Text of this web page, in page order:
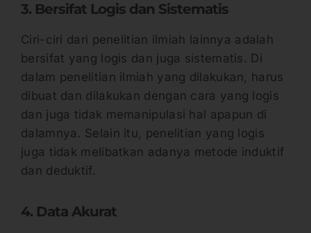
3. Bersifat Logis dan Sistematis
Ciri-ciri dari penelitian ilmiah lainnya adalah
bersifat yang logis dan juga sistematis. Di
dalam penelitian ilmiah yang dilakukan, harus
dibuat dan dilakukan dengan cara yang logis
dan juga tidak memanipulasi hal apapun di
dalamnya. Selain itu, penelitian yang logis
juga tidak melibatkan adanya metode induktif
dan deduktif.
4. Data Akurat